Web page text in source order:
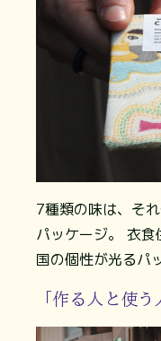
7種類の味は、そ
パッケージ。 衣食
国の個性が光るパ
「作る人と使